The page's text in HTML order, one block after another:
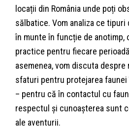
locații din România unde poți
sălbatice. Vom analiza ce tipuri
în munte în funcție de anotimp,
practice pentru fiecare
asemenea, vom discuta
sfaturi pentru protejarea
– pentru că în contactul cu
respectul și cunoașterea sunt
ale aventurii.